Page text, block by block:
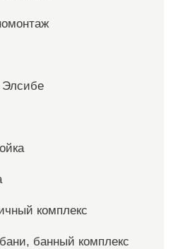
Элсибе
комплекс
банный комплекс